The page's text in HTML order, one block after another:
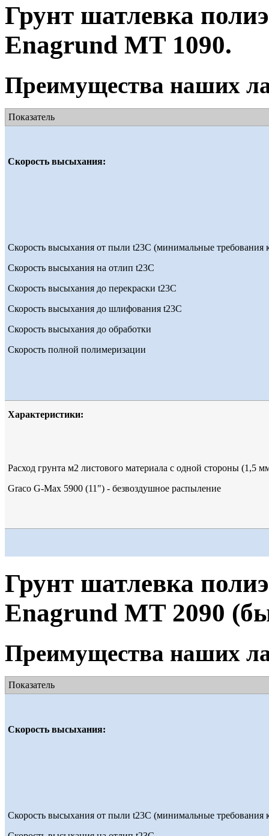
Грунт шатлевка
Enagrund MT 1090.
Преимущества наших
Показатель
Скорость высыхания:
Скорость высыхания от пыли t23С (минимальные требования
Скорость высыхания на отлип t23С
Скорость высыхания до перекраски t23С
Скорость высыхания до шлифования t23С
Скорость высыхания до обработки
Скорость полной полимеризации
Характеристики:
Расход грунта м2 листового материала с одной стороны (1,5
Graco G-Max 5900 (11") - безвоздушное распыление
Грунт шатлевка
Enagrund MT 2090
Преимущества наших
Показатель
Скорость высыхания:
Скорость высыхания от пыли t23С (минимальные требования